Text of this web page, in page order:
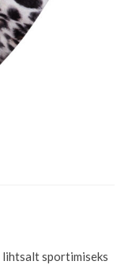
lihtsalt sportimiseks